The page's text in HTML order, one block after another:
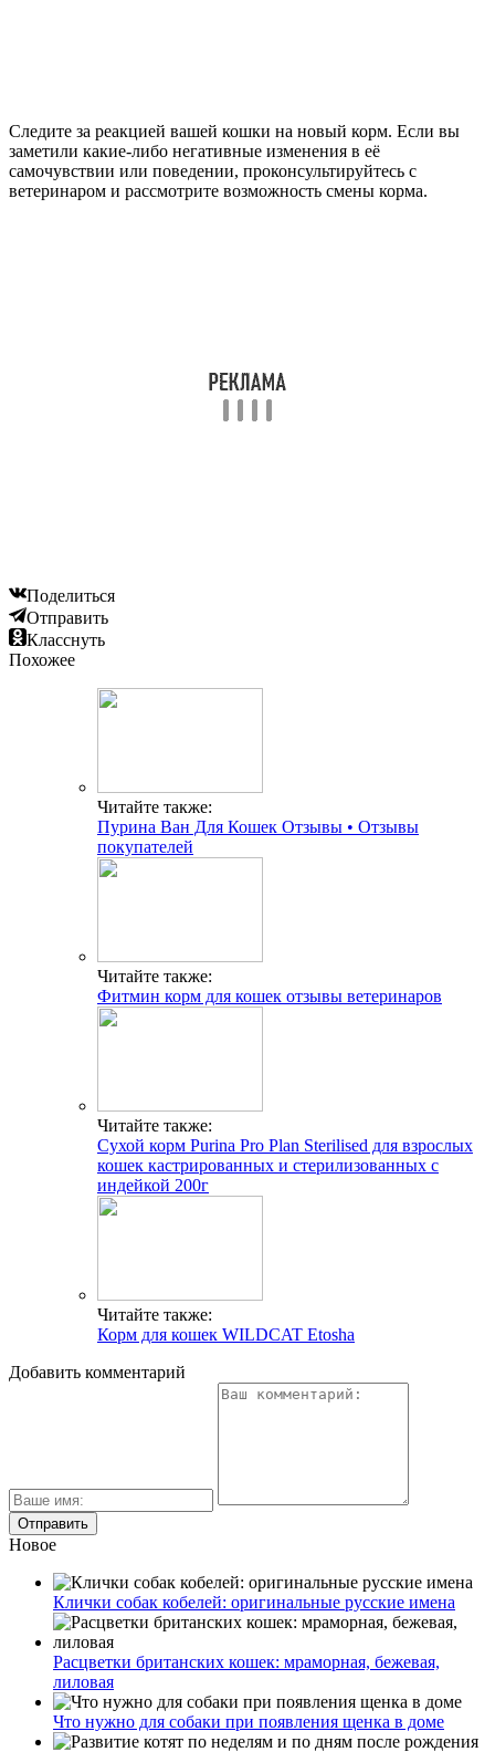
Следите за реакцией вашей кошки на новый корм. Если вы
заметили какие-либо негативные изменения в её
самочувствии или поведении, проконсультируйтесь с
ветеринаром и рассмотрите возможность смены корма.
Поделиться
Отправить
Класснуть
Похожее
Читайте также:
Пурина Ван Для Кошек Отзывы • Отзывы
покупателей
Читайте также:
Фитмин корм для кошек отзывы ветеринаров
Читайте также:
Сухой корм Purina Pro Plan Sterilised для взрослых
кошек кастрированных и стерилизованных с
индейкой 200г
Читайте также:
Корм для кошек WILDCAT Etosha
Добавить комментарий
Новое
Клички собак кобелей: оригинальные русские имена
Расцветки британских кошек: мраморная, бежевая,
лиловая
Что нужно для собаки при появления щенка в доме